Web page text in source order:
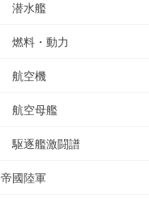
潜水艦
燃料・動力
航空機
航空母艦
駆逐艦激闘譜
帝國陸軍